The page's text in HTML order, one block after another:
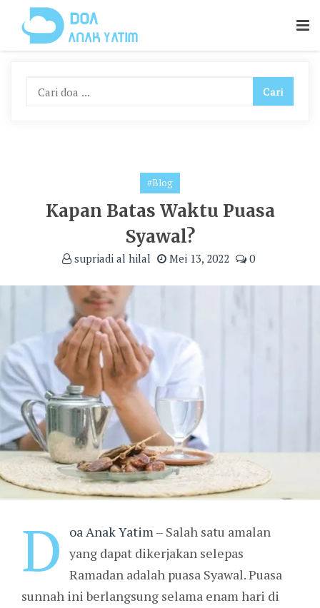
Content
#Blog
Kapan Batas Waktu Puasa
Syawal?
supriadi al hilal Mei 13, 2022 0
D oa Anak Yatim– Salah satu amalan
yang dapat dikerjakan selepas
Ramadan adalah puasa Syawal. Puasa
sunnah ini berlangsung selama enam hari di